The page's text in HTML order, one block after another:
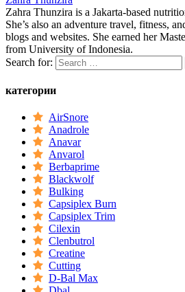
Zahra Thunzira is a Jakarta-based
She’s also an adventure travel, fitness,
blogs and websites. She earned her
from University of Indonesia.
Search for:
категории
AirSnore
Anadrole
Anavar
Anvarol
Berbaprime
Blackwolf
Bulking
Capsiplex Burn
Capsiplex Trim
Cilexin
Clenbutrol
Creatine
Cutting
D-Bal Max